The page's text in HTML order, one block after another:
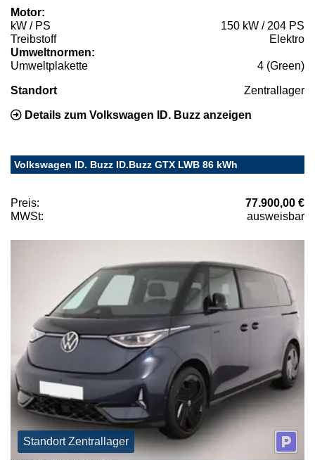
Motor:
kW / PS
150 kW / 204 PS
Treibstoff
Elektro
Umweltnormen:
Umweltplakette
4 (Green)
Standort Zentrallager
Details zum Volkswagen ID. Buzz anzeigen
Volkswagen ID. Buzz ID.Buzz GTX LWB 86 kWh
Preis:
77.900,00 €
MWSt:
ausweisbar
Standort Zentrallager